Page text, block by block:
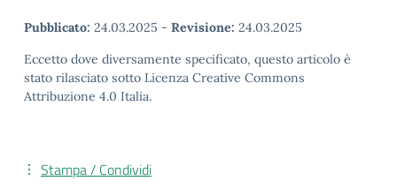
Pubblicato: 24.03.2025 - Revisione: 24.03.2025
Eccetto dove diversamente specificato, questo articolo è
stato rilasciato sotto Licenza Creative Commons
Attribuzione 4.0 Italia.
Stampa / Condividi